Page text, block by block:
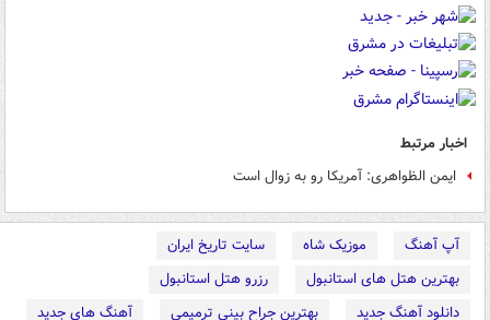
اخبار مرتبط
ایمن الظواهری: آمریکا رو به زوال است
آپ آهنگ موزیک شاه
سایت تاریخ ایران
بهترین هتل های استانبول
رزرو هتل استانبول
دانلود آهنگ جدید
بهترین جراح بینی ترمیمی
آهنگ های جدید